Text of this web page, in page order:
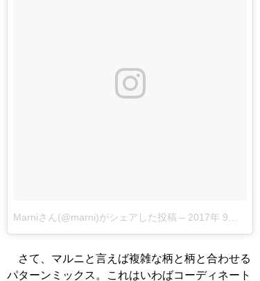
Marniさん(@marni)がシェアした投稿 – 2017年 9月月27日午前12時18分PDT
さて、マルニと言えば複雑な柄と柄と合わせる
パターンミックス。これはいわばコーディネート